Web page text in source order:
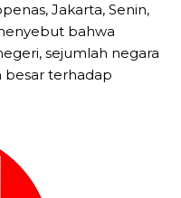
Jakarta, Senin,
bahwa
sejumlah negara
terhadap